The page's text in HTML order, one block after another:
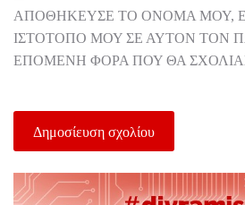
ΑΠΟΘΉΚΕΥΣΕ ΤΟ ΌΝΟΜΆ ΜΟΥ,
ΙΣΤΌΤΟΠΟ ΜΟΥ ΣΕ ΑΥΤΌΝ ΤΟΝ
ΕΠΌΜΕΝΗ ΦΟΡΆ ΠΟΥ ΘΑ